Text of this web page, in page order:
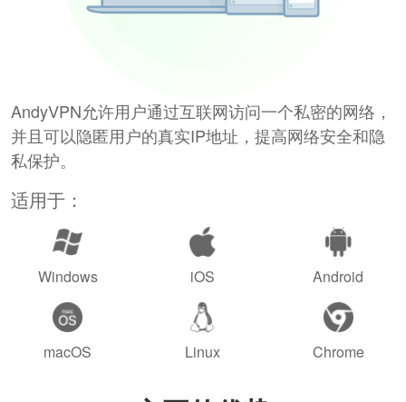
AndyVPN允许用户通过互联网访问一个私密的网络，
并且可以隐匿用户的真实IP地址，提高网络安全和隐
私保护。
适用于：
Windows iOS Android
macOS Linux Chrome